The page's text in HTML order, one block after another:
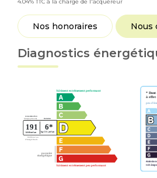
Nos honoraires Nous
Diagnostics